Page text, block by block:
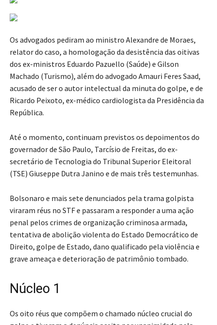
Os advogados pediram ao ministro Alexandre de Moraes,
relator do caso, a homologação da desistência das oitivas
dos ex-ministros Eduardo Pazuello (Saúde) e Gilson
Machado (Turismo), além do advogado Amauri Feres Saad,
acusado de ser o autor intelectual da minuta do golpe, e de
Ricardo Peixoto, ex-médico cardiologista da Presidência da
República.
Até o momento, continuam previstos os depoimentos do
governador de São Paulo, Tarcísio de Freitas, do ex-
secretário de Tecnologia do Tribunal Superior Eleitoral
(TSE) Giuseppe Dutra Janino e de mais três testemunhas.
Bolsonaro e mais sete denunciados pela trama golpista
viraram réus no STF e passaram a responder a uma ação
penal pelos crimes de organização criminosa armada,
tentativa de abolição violenta do Estado Democrático de
Direito, golpe de Estado, dano qualificado pela violência e
grave ameaça e deterioração de patrimônio tombado.
Núcleo 1
Os oito réus que compõem o chamado núcleo crucial do